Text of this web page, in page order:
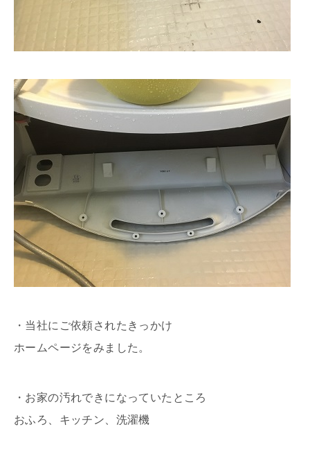
・当社にご依頼されたきっかけ
ホームページをみました。
・お家の汚れできになっていたところ
おふろ、キッチン、洗濯機